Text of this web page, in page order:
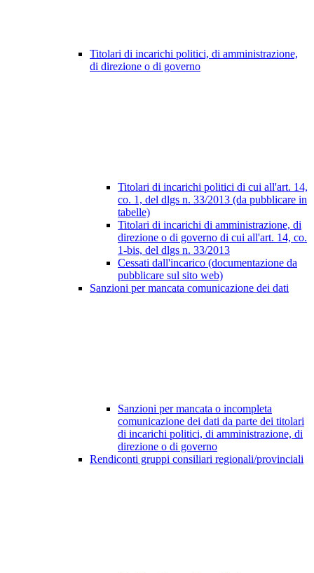
Titolari di incarichi politici, di amministrazione,
di direzione o di governo
Titolari di incarichi politici di cui all'art. 14,
co. 1, del dlgs n. 33/2013 (da pubblicare in
tabelle)
Titolari di incarichi di amministrazione, di
direzione o di governo di cui all'art. 14, co.
1-bis, del dlgs n. 33/2013
Cessati dall'incarico (documentazione da
pubblicare sul sito web)
Sanzioni per mancata comunicazione dei dati
Sanzioni per mancata o incompleta
comunicazione dei dati da parte dei titolari
di incarichi politici, di amministrazione, di
direzione o di governo
Rendiconti gruppi consiliari regionali/provinciali